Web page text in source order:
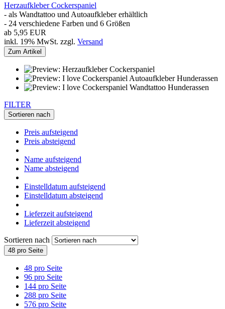
Herzaufkleber Cockerspaniel
- als Wandtattoo und Autoaufkleber erhältlich
- 24 verschiedene Farben und 6 Größen
ab 5,95 EUR
inkl. 19% MwSt. zzgl. Versand
Zum Artikel
FILTER
Sortieren nach
Preis aufsteigend
Preis absteigend
Name aufsteigend
Name absteigend
Einstelldatum aufsteigend
Einstelldatum absteigend
Lieferzeit aufsteigend
Lieferzeit absteigend
Sortieren nach
48 pro Seite
48 pro Seite
96 pro Seite
144 pro Seite
288 pro Seite
576 pro Seite